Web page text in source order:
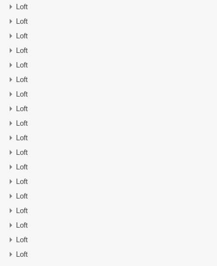
Loft
Loft
Loft
Loft
Loft
Loft
Loft
Loft
Loft
Loft
Loft
Loft
Loft
Loft
Loft
Loft
Loft
Loft